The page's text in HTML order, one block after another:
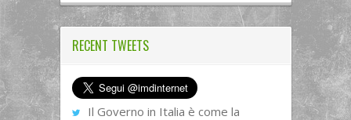
RECENT TWEETS
Il Governo in Italia è come la